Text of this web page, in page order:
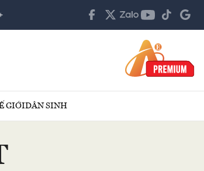
GIỚIDÂN SINH